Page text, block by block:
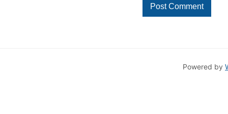
Powered by